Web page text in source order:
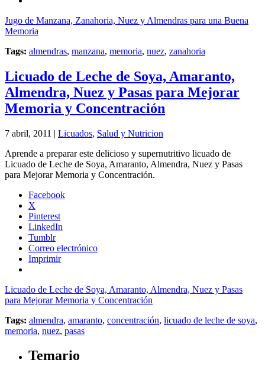
Jugo de Manzana, Zanahoria, Nuez y Almendras para una Buena
Memoria
Tags: almendras, manzana, memoria, nuez, zanahoria
Licuado de Leche de Soya, Amaranto,
Almendra, Nuez y Pasas para Mejorar
Memoria y Concentración
7 abril, 2011 | Licuados, Salud y Nutricion
Aprende a preparar este delicioso y supernutritivo licuado de
Licuado de Leche de Soya, Amaranto, Almendra, Nuez y Pasas
para Mejorar Memoria y Concentración.
Facebook
X
Pinterest
LinkedIn
Tumblr
Correo electrónico
Imprimir
Licuado de Leche de Soya, Amaranto, Almendra, Nuez y Pasas
para Mejorar Memoria y Concentración
Tags: almendra, amaranto, concentración, licuado de leche de soya,
memoria, nuez, pasas
Temario